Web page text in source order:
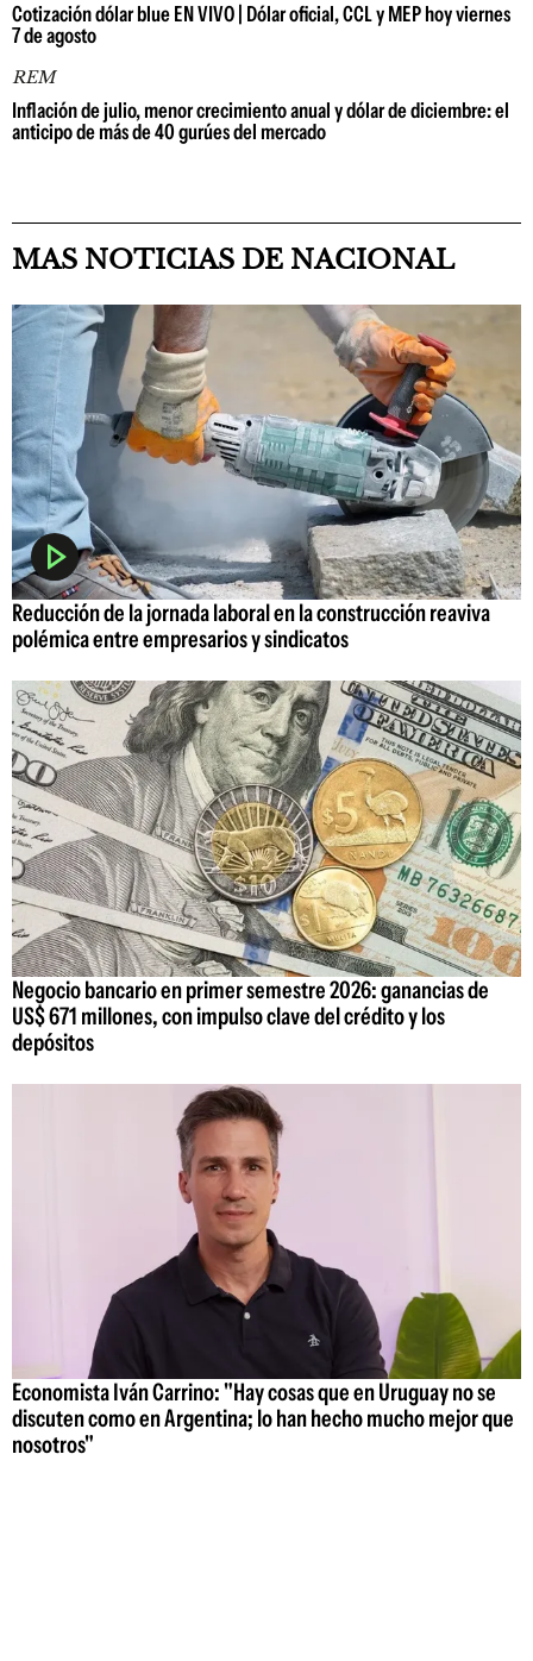
Cotización dólar blue EN VIVO | Dólar oficial, CCL y MEP hoy viernes
7 de agosto
REM
Inflación de julio, menor crecimiento anual y dólar de diciembre: el
anticipo de más de 40 gurúes del mercado
MAS NOTICIAS DE NACIONAL
Reducción de la jornada laboral en la construcción reaviva
polémica entre empresarios y sindicatos
Negocio bancario en primer semestre 2026: ganancias de
US$ 671 millones, con impulso clave del crédito y los
depósitos
Economista Iván Carrino: "Hay cosas que en Uruguay no se
discuten como en Argentina; lo han hecho mucho mejor que
nosotros"